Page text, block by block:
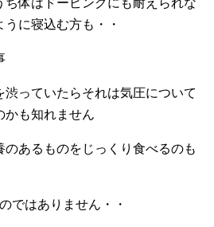
ち体はドーピングにも耐えられな
に寝込む方も・・
っていたらそれは気圧について
かも知れません
のあるものをじっくり食べるのも
ではありません・・